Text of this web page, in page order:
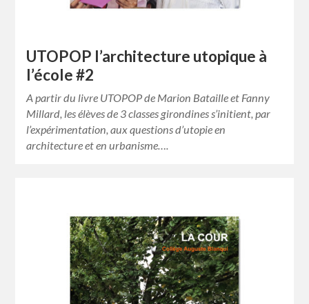
UTOPOP l’architecture utopique à
l’école #2
A partir du livre UTOPOP de Marion Bataille et Fanny
Millard, les élèves de 3 classes girondines s’initient, par
l’expérimentation, aux questions d’utopie en
architecture et en urbanisme….